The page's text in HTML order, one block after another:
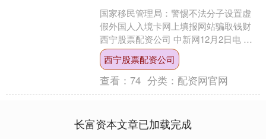
国家移民管理局：警惕不法分子设置虚
假外国人入境卡网上填报网站骗取钱财
西宁股票配资公司 中新网12月2日电 据
国家移民管理局微信公众号消息，自
2025年11月20....
西宁股票配资公司
查看：74 分类： 配资网官网
长富资本文章已加载完成